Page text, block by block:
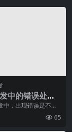
中的错误处理
中，出现错误是不可
，如何高效地处理错
是一个
65